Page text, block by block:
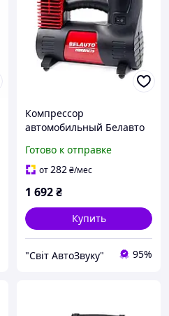
Компрессор
автомобильный Белавто
Готово к отправке
от282₴/мес
1 692₴
Купить
"Світ АвтоЗвуку" 95%